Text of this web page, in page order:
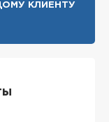
КЛИЕНТУ